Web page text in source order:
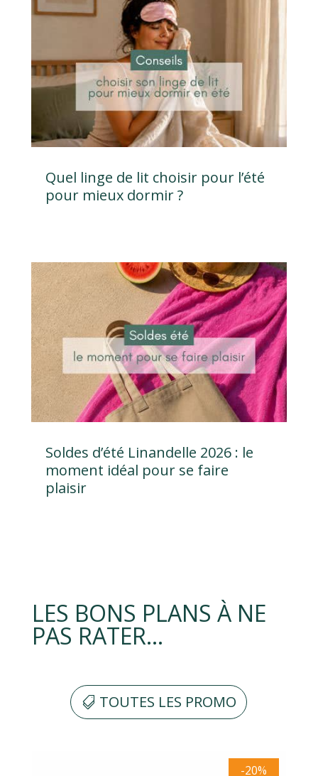
4 avis
Quel linge de lit choisir pour l’été
pour mieux dormir ?
Soldes d’été Linandelle 2026 : le
moment idéal pour se faire
plaisir
LES BONS PLANS À NE
PAS RATER…
TOUTES LES PROMO